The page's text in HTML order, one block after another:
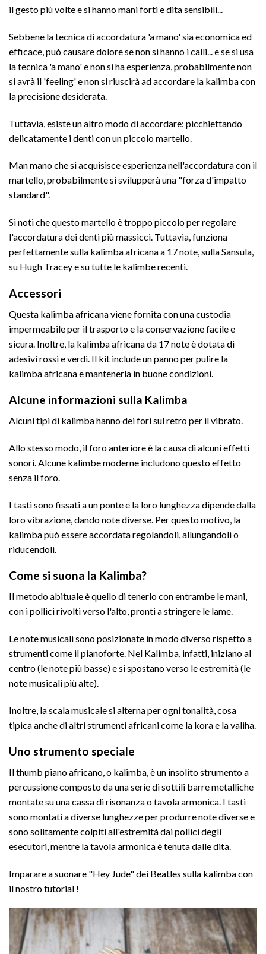
il gesto più volte e si hanno mani forti e dita sensibili...
Sebbene la tecnica di accordatura 'a mano' sia economica ed
efficace, può causare dolore se non si hanno i calli... e se si usa
la tecnica 'a mano' e non si ha esperienza, probabilmente non
si avrà il 'feeling' e non si riuscirà ad accordare la kalimba con
la precisione desiderata.
Tuttavia, esiste un altro modo di accordare: picchiettando
delicatamente i denti con un piccolo martello.
Man mano che si acquisisce esperienza nell'accordatura con il
martello, probabilmente si svilupperà una "forza d'impatto
standard".
Si noti che questo martello è troppo piccolo per regolare
l'accordatura dei denti più massicci. Tuttavia, funziona
perfettamente sulla kalimba africana a 17 note, sulla Sansula,
su Hugh Tracey e su tutte le kalimbe recenti.
Accessori
Questa kalimba africana viene fornita con una custodia
impermeabile per il trasporto e la conservazione facile e
sicura. Inoltre, la kalimba africana da 17 note è dotata di
adesivi rossi e verdi. Il kit include un panno per pulire la
kalimba africana e mantenerla in buone condizioni.
Alcune informazioni sulla Kalimba
Alcuni tipi di kalimba hanno dei fori sul retro per il vibrato.
Allo stesso modo, il foro anteriore è la causa di alcuni effetti
sonori. Alcune kalimbe moderne includono questo effetto
senza il foro.
I tasti sono fissati a un ponte e la loro lunghezza dipende dalla
loro vibrazione, dando note diverse. Per questo motivo, la
kalimba può essere accordata regolandoli, allungandoli o
riducendoli.
Come si suona la Kalimba?
Il metodo abituale è quello di tenerlo con entrambe le mani,
con i pollici rivolti verso l'alto, pronti a stringere le lame.
Le note musicali sono posizionate in modo diverso rispetto a
strumenti come il pianoforte. Nel Kalimba, infatti, iniziano al
centro (le note più basse) e si spostano verso le estremità (le
note musicali più alte).
Inoltre, la scala musicale si alterna per ogni tonalità, cosa
tipica anche di altri strumenti africani come la kora e la valiha.
Uno strumento speciale
Il thumb piano africano, o kalimba, è un insolito strumento a
percussione composto da una serie di sottili barre metalliche
montate su una cassa di risonanza o tavola armonica. I tasti
sono montati a diverse lunghezze per produrre note diverse e
sono solitamente colpiti all'estremità dai pollici degli
esecutori, mentre la tavola armonica è tenuta dalle dita.
Imparare a suonare "Hey Jude" dei Beatles sulla kalimba con
il nostrotutorial !